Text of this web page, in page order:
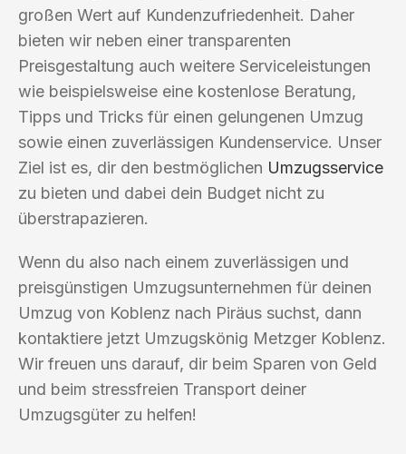
großen Wert auf Kundenzufriedenheit. Daher
bieten wir neben einer transparenten
Preisgestaltung auch weitere Serviceleistungen
wie beispielsweise eine kostenlose Beratung,
Tipps und Tricks für einen gelungenen Umzug
sowie einen zuverlässigen Kundenservice. Unser
Ziel ist es, dir den bestmöglichen Umzugsservice
zu bieten und dabei dein Budget nicht zu
überstrapazieren.
Wenn du also nach einem zuverlässigen und
preisgünstigen Umzugsunternehmen für deinen
Umzug von Koblenz nach Piräus suchst, dann
kontaktiere jetzt Umzugskönig Metzger Koblenz.
Wir freuen uns darauf, dir beim Sparen von Geld
und beim stressfreien Transport deiner
Umzugsgüter zu helfen!